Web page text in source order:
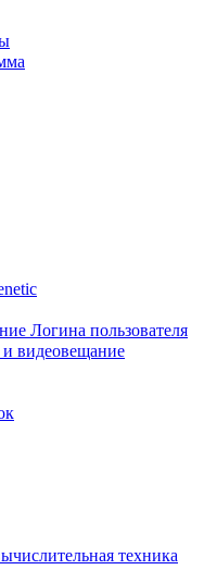
Логина пользователя
видеовещание
техника